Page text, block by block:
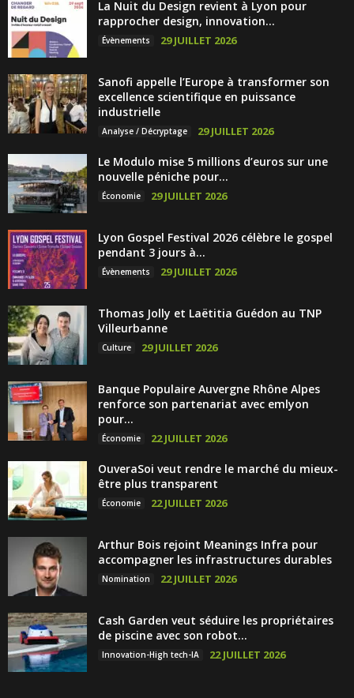
La Nuit du Design revient à Lyon pour
rapprocher design, innovation...
Évènements 29 JUILLET 2026
Sanofi appelle l’Europe à transformer son
excellence scientifique en puissance
industrielle
Analyse / Décryptage 29 JUILLET 2026
Le Modulo mise 5 millions d’euros sur une
nouvelle péniche pour...
Économie 29 JUILLET 2026
Lyon Gospel Festival 2026 célèbre le gospel
pendant 3 jours à...
Évènements 29 JUILLET 2026
Thomas Jolly et Laëtitia Guédon au TNP
Villeurbanne
Culture 29 JUILLET 2026
Banque Populaire Auvergne Rhône Alpes
renforce son partenariat avec emlyon
pour...
Économie 22 JUILLET 2026
OuveraSoi veut rendre le marché du mieux-
être plus transparent
Économie 22 JUILLET 2026
Arthur Bois rejoint Meanings Infra pour
accompagner les infrastructures durables
Nomination 22 JUILLET 2026
Cash Garden veut séduire les propriétaires
de piscine avec son robot...
Innovation-High tech-IA 22 JUILLET 2026